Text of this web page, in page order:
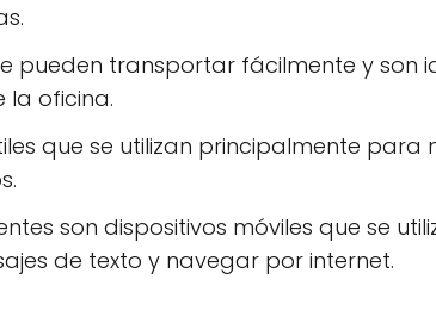
pueden transportar fácilmente y son
la oficina.
que se utilizan principalmente para
son dispositivos móviles que se
de texto y navegar por internet.